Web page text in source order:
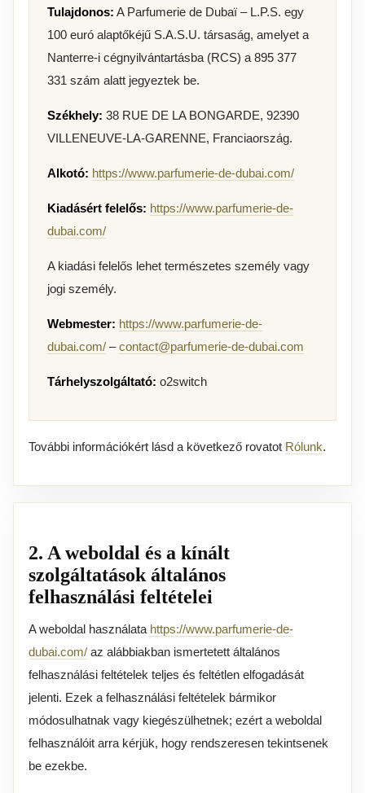
Tulajdonos: A Parfumerie de Dubaï – L.P.S. egy
100 euró alaptőkéjű S.A.S.U. társaság, amelyet a
Nanterre-i cégnyilvántartásba (RCS) a 895 377
331 szám alatt jegyeztek be.
Székhely: 38 RUE DE LA BONGARDE, 92390
VILLENEUVE-LA-GARENNE, Franciaország.
Alkotó: https://www.parfumerie-de-dubai.com/
Kiadásért felelős: https://www.parfumerie-de-
dubai.com/
A kiadási felelős lehet természetes személy vagy
jogi személy.
Webmester: https://www.parfumerie-de-
dubai.com/ –contact@parfumerie-de-dubai.com
Tárhelyszolgáltató: o2switch
További információkért lásd a következő rovatot Rólunk.
2. A weboldal és a kínált
szolgáltatások általános
felhasználási feltételei
A weboldal használata https://www.parfumerie-de-
dubai.com/ az alábbiakban ismertetett általános
felhasználási feltételek teljes és feltétlen elfogadását
jelenti. Ezek a felhasználási feltételek bármikor
módosulhatnak vagy kiegészülhetnek; ezért a weboldal
felhasználóit arra kérjük, hogy rendszeresen tekintsenek
be ezekbe.